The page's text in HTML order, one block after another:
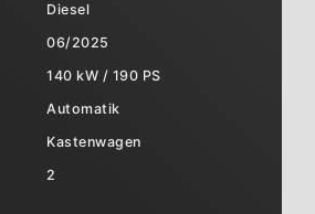
Diesel
06/2025
140 kW / 190 PS
Automatik
Kastenwagen
2